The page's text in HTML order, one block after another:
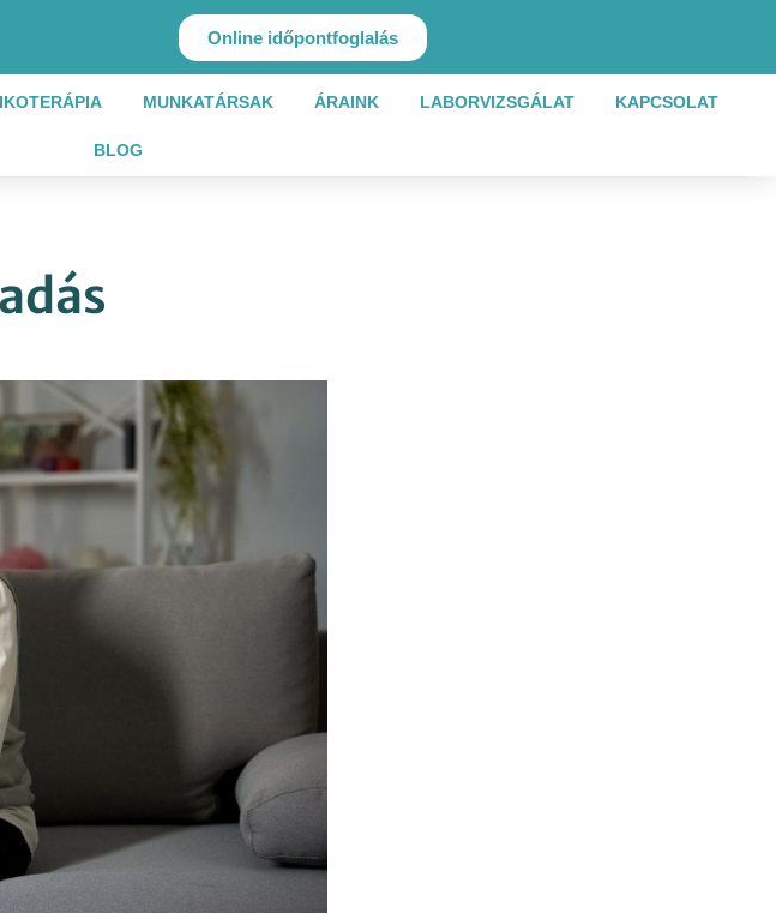
Online időpontfoglalás
MUNKATÁRSAK ÁRAINK LABORVIZSGÁLAT KAPCSOLAT
BLOG